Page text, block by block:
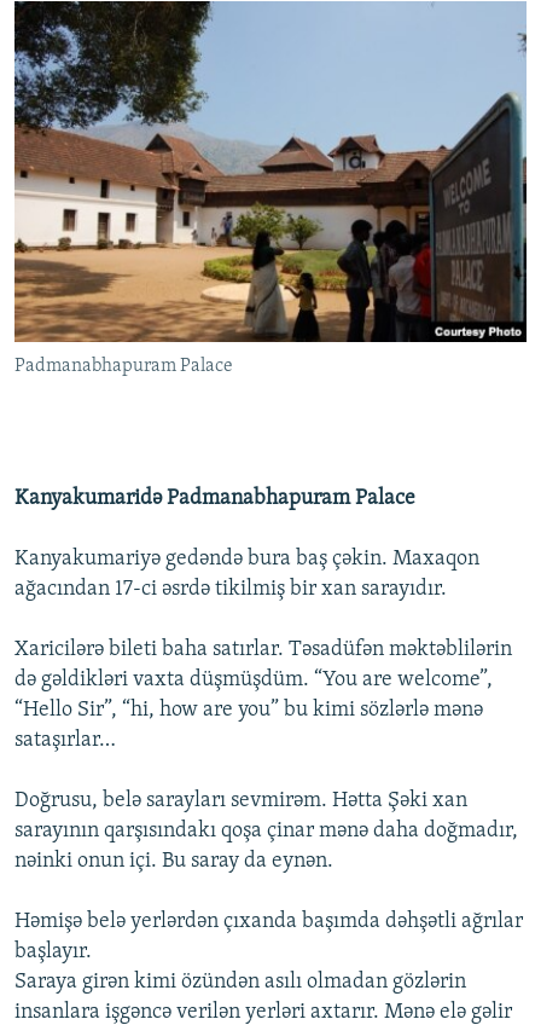
Padmanabhapuram Palace
Kanyakumaridə Padmanabhapuram Palace
Kanyakumariyə gedəndə bura baş çəkin. Maxaqon
ağacından 17-ci əsrdə tikilmiş bir xan sarayıdır.
Xaricilərə bileti baha satırlar. Təsadüfən məktəblilərin
də gəldikləri vaxta düşmüşdüm. “You are welcome”,
“Hello Sir”, “hi, how are you” bu kimi sözlərlə mənə
sataşırlar…
Doğrusu, belə sarayları sevmirəm. Hətta Şəki xan
sarayının qarşısındakı qoşa çinar mənə daha doğmadır,
nəinki onun içi. Bu saray da eynən.
Həmişə belə yerlərdən çıxanda başımda dəhşətli ağrılar
başlayır.
Saraya girən kimi özündən asılı olmadan gözlərin
insanlara işgəncə verilən yerləri axtarır. Mənə elə gəlir